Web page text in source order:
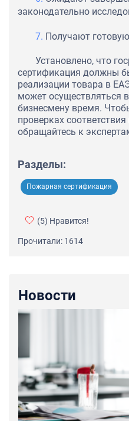
законодательно
Получают
Установлено, что
сертификация должны
реализации товара в
может осуществляться
бизнесмену время.
проверках
обращайтесь к
Разделы:
Пожарная сертификация
(5) Нравится!
Прочитали: 1614
Новости